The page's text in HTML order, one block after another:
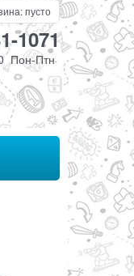
пусто
1071
Пон-Птн